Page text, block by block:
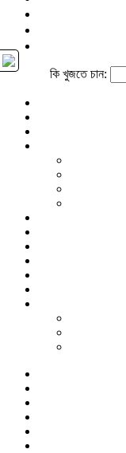
কি খুজতে চান: